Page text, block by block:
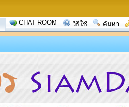
CHAT ROOM วิธีใช้ ค้นหา